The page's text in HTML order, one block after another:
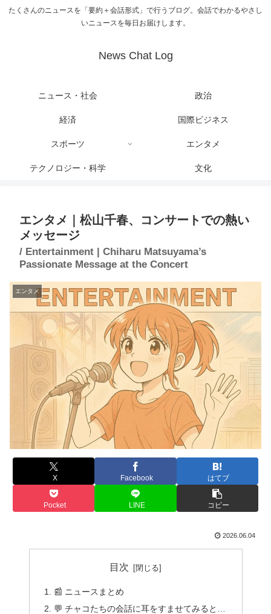
たくさんのニュースを「要約＋会話形式」で行うブログ。会話でわかるやさし
いニュースを毎日お届けします。
News Chat Log
ニュース・社会 政治
経済 国際ビジネス
スポーツ エンタメ
テクノロジー・科学 文化
エンタメ｜松山千春、コンサートでの熱い
メッセージ
/ Entertainment | Chiharu Matsuyama’s
Passionate Message at the Concert
エンタメ
X Facebook はてブ
Pocket LINE コピー
2026.06.04
目次
📰 ニュースまとめ
💬 チャコたちの会話に耳をすませてみると…